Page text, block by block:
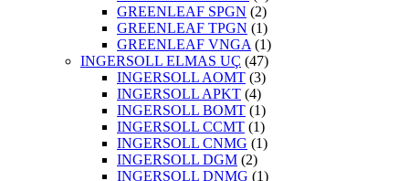
GREENLEAF SPGN (2)
GREENLEAF TPGN (1)
GREENLEAF VNGA (1)
INGERSOLL ELMAS UÇ (47)
INGERSOLL AOMT (3)
INGERSOLL APKT (4)
INGERSOLL BOMT (1)
INGERSOLL CCMT (1)
INGERSOLL CNMG (1)
INGERSOLL DGM (2)
INGERSOLL DNMG (1)